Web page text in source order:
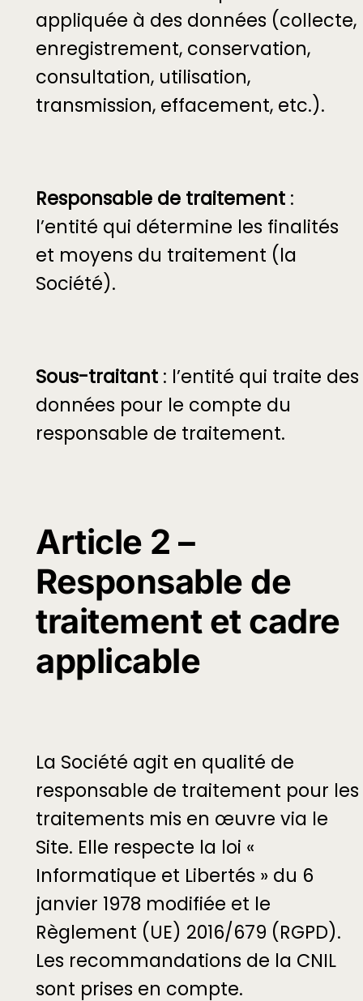
appliquée à des données (collecte,
enregistrement, conservation,
consultation, utilisation,
transmission, effacement, etc.).
Responsable de traitement :
l’entité qui détermine les finalités
et moyens du traitement (la
Société).
Sous-traitant : l’entité qui traite des
données pour le compte du
responsable de traitement.
Article 2 –
Responsable de
traitement et cadre
applicable
La Société agit en qualité de
responsable de traitement pour les
traitements mis en œuvre via le
Site. Elle respecte la loi «
Informatique et Libertés » du 6
janvier 1978 modifiée et le
Règlement (UE) 2016/679 (RGPD).
Les recommandations de la CNIL
sont prises en compte.